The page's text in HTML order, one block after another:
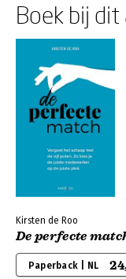
Boek bij
Kirsten de Roo
De perfecte
Paperback | NL